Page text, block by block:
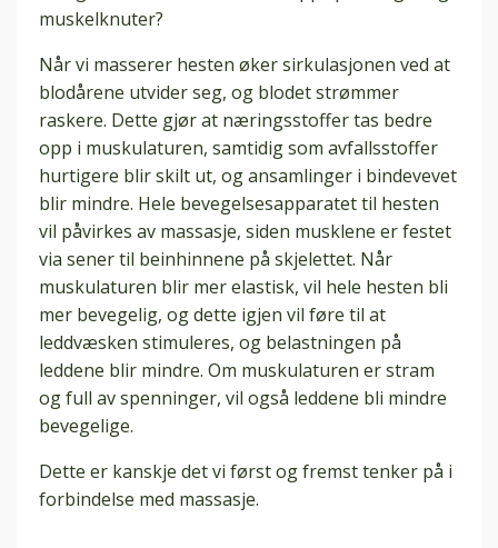
muskelknuter?
Når vi masserer hesten øker sirkulasjonen ved at
blodårene utvider seg, og blodet strømmer
raskere. Dette gjør at næringsstoffer tas bedre
opp i muskulaturen, samtidig som avfallsstoffer
hurtigere blir skilt ut, og ansamlinger i bindevevet
blir mindre. Hele bevegelsesapparatet til hesten
vil påvirkes av massasje, siden musklene er festet
via sener til beinhinnene på skjelettet. Når
muskulaturen blir mer elastisk, vil hele hesten bli
mer bevegelig, og dette igjen vil føre til at
leddvæsken stimuleres, og belastningen på
leddene blir mindre. Om muskulaturen er stram
og full av spenninger, vil også leddene bli mindre
bevegelige.
Dette er kanskje det vi først og fremst tenker på i
forbindelse med massasje.